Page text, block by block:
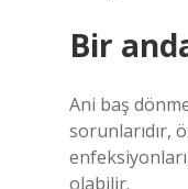
Bir
Ani baş
sorunlarıdır,
olabilir.